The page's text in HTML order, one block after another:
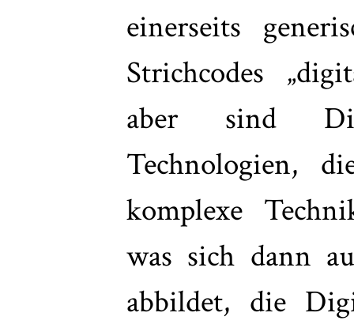
einerseits
Strichcodes
aber sind
Technologien,
komplexe
was sich dann
abbildet, die